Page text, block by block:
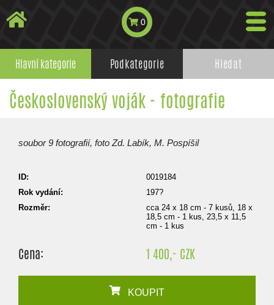
0
Hlavní kategorie Podkategorie Hledat
Československý voják - fotografie
soubor 9 fotografií, foto Zd. Labík, M. Pospíšil
ID:
0019184
Rok vydání:
197?
Rozměr:
cca 24 x 18 cm - 7 kusů, 18 x
18,5 cm - 1 kus, 23,5 x 11,5
cm - 1 kus
Cena: 1 400,- CZK
KOUPIT